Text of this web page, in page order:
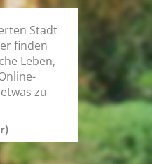
Stadt
finden
Leben,
zu